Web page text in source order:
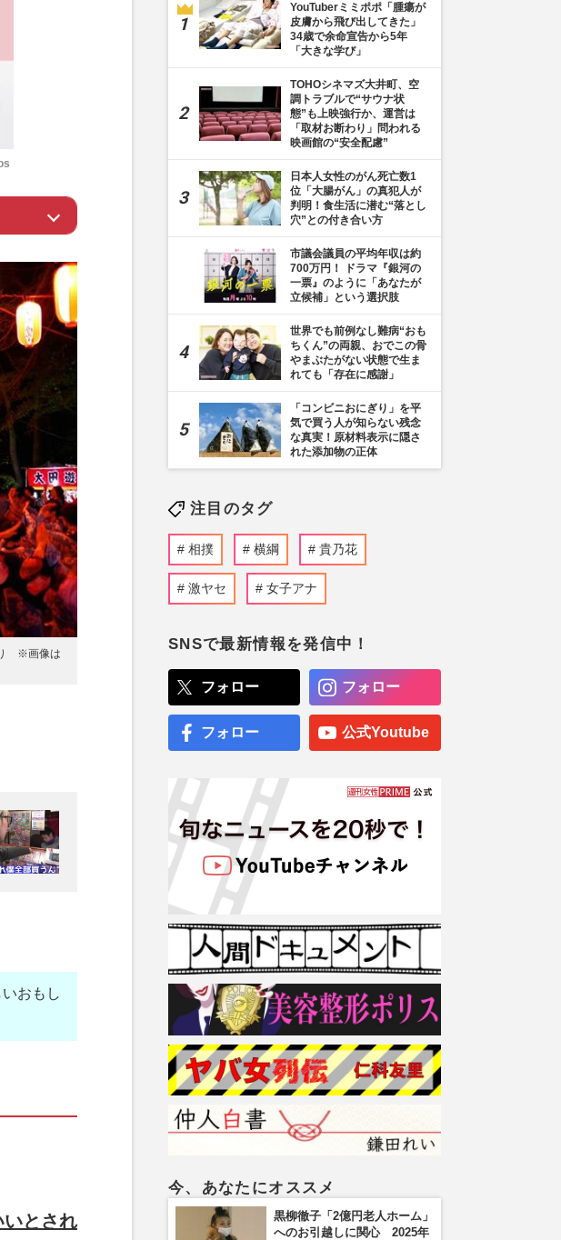
り ※画像は
おもし
とされ
YouTuberミミポポ「腫瘍が
皮膚から飛び出してきた」
34歳で余命宣告から5年
「大きな学び」
TOHOシネマズ大井町、空
調トラブルで“サウナ状
態”も上映強行か、運営は
「取材お断わり」問われる
映画館の“安全配慮”
日本人女性のがん死亡数1
位「大腸がん」の真犯人が
判明！食生活に潜む“落とし
穴”との付き合い方
市議会議員の平均年収は約
700万円！ ドラマ『銀河の
一票』のように「あなたが
立候補」という選択肢
世界でも前例なし難病“おも
ちくん”の両親、おでこの骨
やまぶたがない状態で生ま
れても「存在に感謝」
「コンビニおにぎり」を平
気で買う人が知らない残念
な真実！原材料表示に隠さ
れた添加物の正体
注目のタグ
相撲 横綱 貴乃花
激ヤセ 女子アナ
SNSで最新情報を発信中！
フォロー フォロー
フォロー 公式Youtube
今、あなたにオススメ
黒柳徹子「2億円老人ホーム」
へのお引越しに関心 2025年